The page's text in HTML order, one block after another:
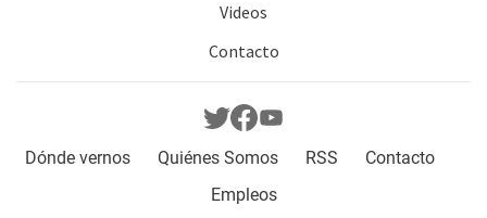
Videos
Contacto
Dónde vernos Quiénes Somos RSS
Contacto
Empleos